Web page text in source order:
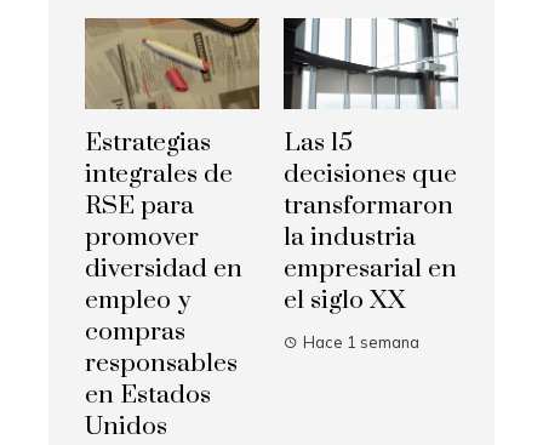
Estrategias
integrales de
RSE para
promover
diversidad en
empleo y
compras
responsables
en Estados
Unidos
Las 15
decisiones que
transformaron
la industria
empresarial en
el siglo XX
Hace 1 semana